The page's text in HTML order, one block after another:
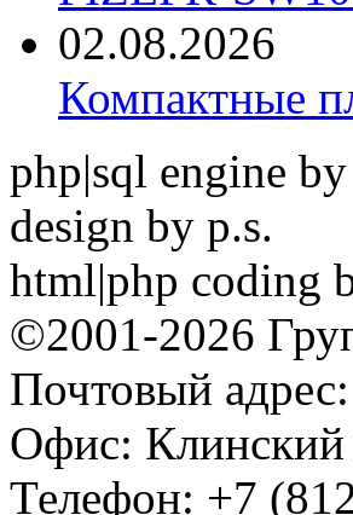
02.08.2026
Компактные
php|sql engine
design by p.s.
html|php coding
©2001-2026
Почтовый
Офис: Клинский
Телефон: +7